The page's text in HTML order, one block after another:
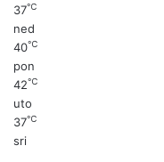
37℃
ned
40℃
pon
42℃
uto
37℃
sri